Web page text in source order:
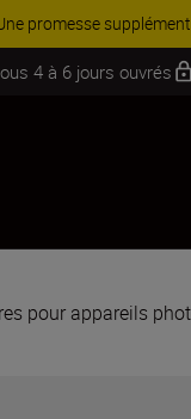
Économisez 15 % sur
4 à 6 jours ouvrés
pour appareils